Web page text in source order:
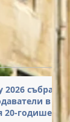
2026 събра
в
20-годишен